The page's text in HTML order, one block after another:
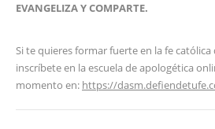
EVANGELIZA Y COMPARTE.
Si te quieres formar fuerte en la fe
inscríbete en la escuela de apologética
momento en: https://